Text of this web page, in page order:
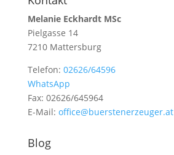
Melanie Eckhardt MSc
Pielgasse 14
7210 Mattersburg
Telefon: 02626/64596
WhatsApp
Fax: 02626/645964
E-Mail: office@buerstenerzeuger.at
Blog